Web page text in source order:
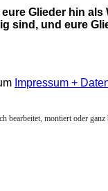
Glieder hin
sind, und eure
Impressum +
bearbeitet, montiert oder